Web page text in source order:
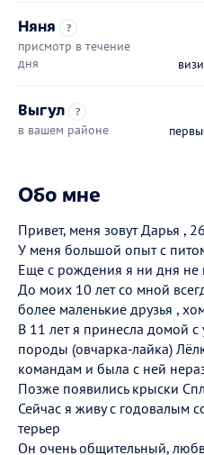
Няня ?
присмотр в течение
дня
Выгул ?
в вашем районе
Обо мне
Привет, меня зовут Дарья ,
У меня большой опыт с
Еще с рождения я ни дня не
До моих 10 лет со мной
более маленькие друзья ,
В 11 лет я принесла домой
породы (овчарка-лайка)
командам и была с ней
Позже появились крыски
Сейчас я живу с годовалым
терьер
Он очень общительный,